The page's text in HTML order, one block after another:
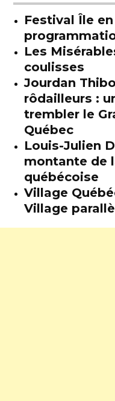
Festival Île
Les
coulisses
Jourdan
rôdailleurs :
trembler le
Québec
Louis-Julien
montante de
québécoise
Village
Village